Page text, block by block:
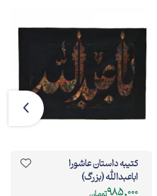
کتیبه داستان عاشورا
اباعبدالله (بزرگ)